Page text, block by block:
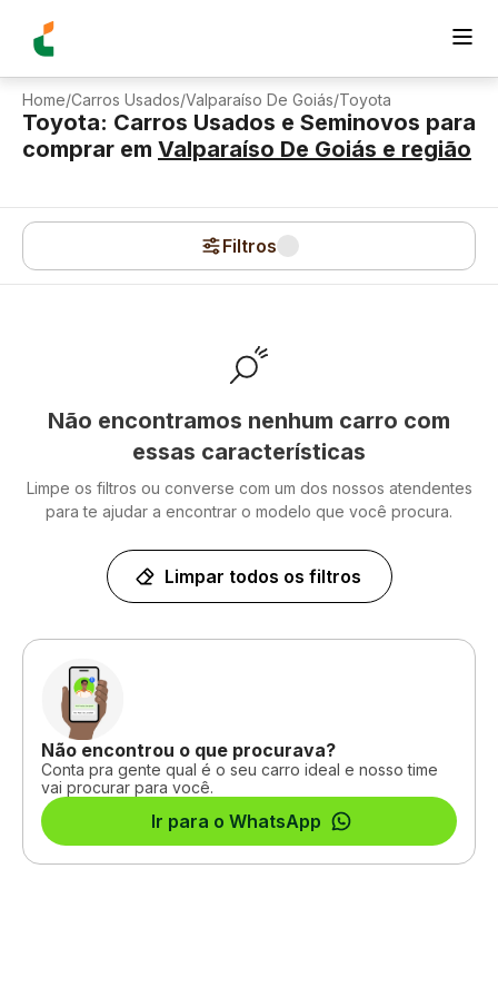
Home/Carros Usados/Valparaíso De Goiás/Toyota
Toyota: Carros Usados e Seminovos para
comprar em Valparaíso De Goiás e região
Filtros
Não encontramos nenhum carro com
essas características
Limpe os filtros ou converse com um dos nossos atendentes
para te ajudar a encontrar o modelo que você procura.
Limpar todos os filtros
Não encontrou o que procurava?
Conta pra gente qual é o seu carro ideal e nosso time
vai procurar para você.
Ir para o WhatsApp